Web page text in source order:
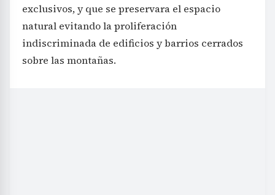
exclusivos, y que se preservara el espacio
natural evitando la proliferación
indiscriminada de edificios y barrios cerrados
sobre las montañas.